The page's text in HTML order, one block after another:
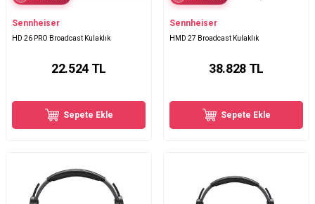
Sennheiser
HD 26 PRO Broadcast Kulaklık
22.524TL
Sepete Ekle
Sennheiser
HMD 27 Broadcast Kulaklık
38.828TL
Sepete Ekle